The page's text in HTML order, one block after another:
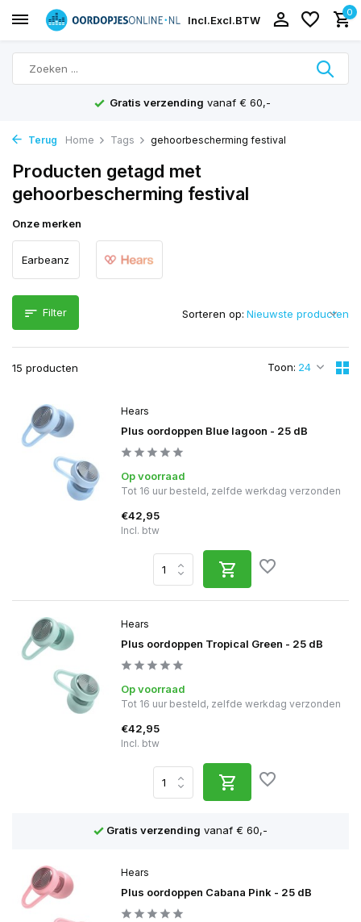
Incl.Excl.BTW
0
Gratis verzending vanaf € 60,-
Terug Home Tags gehoorbescherming festival
Producten getagd met
gehoorbescherming festival
Onze merken
Earbeanz
Filter
15 producten Toon:
Sorteren op:
Hears
Plus oordoppen Blue lagoon - 25 dB
Op voorraad
Tot 16 uur besteld, zelfde werkdag verzonden
€42,95
Incl. btw
Hears
Plus oordoppen Tropical Green - 25 dB
Op voorraad
Tot 16 uur besteld, zelfde werkdag verzonden
€42,95
Incl. btw
Scherpe prijzenen achteraf betalen
Hears
Plus oordoppen Cabana Pink - 25 dB